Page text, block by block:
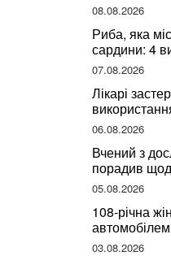
08.08.2026
Риба, яка
сардини: 4
07.08.2026
Лікарі
може
здоров’я
06.08.2026
Вчений з
порадив
мозкової
05.08.2026
108-річна
допомогли їй
03.08.2026